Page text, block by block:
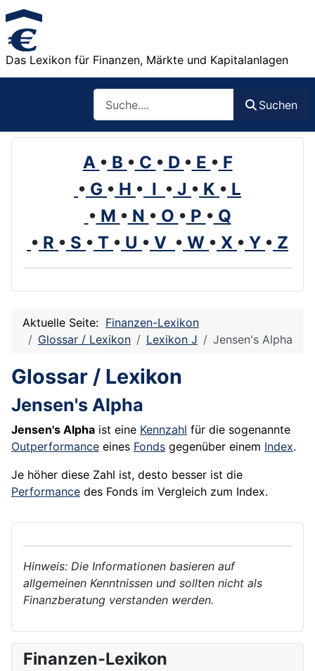
Das Lexikon für Finanzen, Märkte und Kapitalanlagen
Suchen
A • B • C • D • E • F
• G • H • I • J • K • L
• M • N • O • P • Q
• R • S • T • U • V • W • X • Y • Z
Aktuelle Seite: Finanzen-Lexikon
Glossar / Lexikon
Lexikon J Jensen's Alpha
Glossar / Lexikon
Jensen's Alpha
Jensen's Alpha ist eine Kennzahl für die sogenannte
Outperformance eines Fonds gegenüber einem Index.
Je höher diese Zahl ist, desto besser ist die
Performance des Fonds im Vergleich zum Index.
Hinweis: Die Informationen basieren auf
allgemeinen Kenntnissen und sollten nicht als
Finanzberatung verstanden werden.
Finanzen-Lexikon